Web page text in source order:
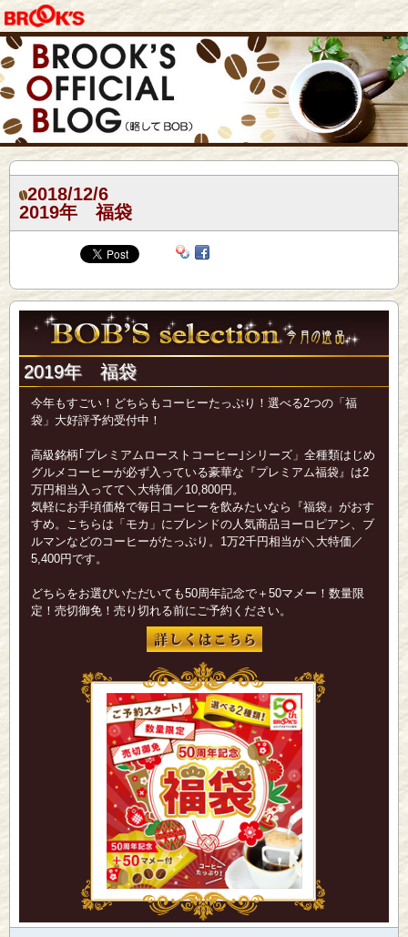
2018/12/6
2019年 福袋
2019年 福袋
今年もすごい！どちらもコーヒーたっぷり！選べる2つの「福
袋」大好評予約受付中！
高級銘柄｢プレミアムローストコーヒー｣シリーズ」全種類はじめ
グルメコーヒーが必ず入っている豪華な『プレミアム福袋』は2
万円相当入ってて＼大特価／10,800円。
気軽にお手頃価格で毎日コーヒーを飲みたいなら『福袋』がおす
すめ。こちらは「モカ」にブレンドの人気商品ヨーロピアン、ブ
ルマンなどのコーヒーがたっぷり。1万2千円相当が＼大特価／
5,400円です。
どちらをお選びいただいても50周年記念で＋50マメー！数量限
定！売切御免！売り切れる前にご予約ください。